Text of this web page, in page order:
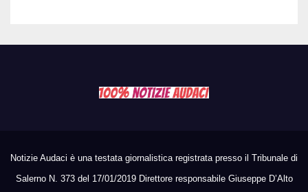
Notizie Audaci è una testata giornalistica registrata presso il Tribunale di
Salerno N. 373 del 17/01/2019 Direttore responsabile Giuseppe D’Alto